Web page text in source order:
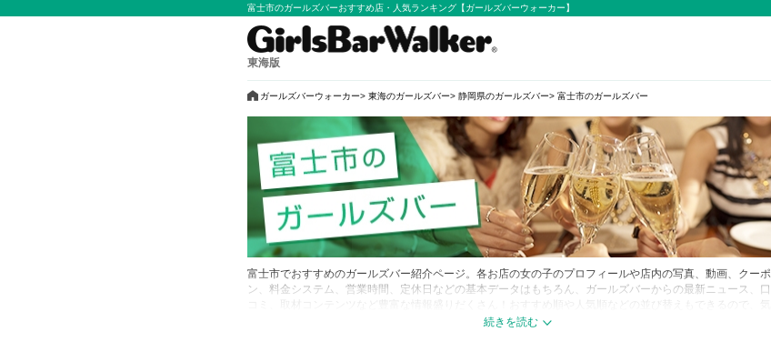
富士市のガールズバーおすすめ店・人気ランキング【ガールズバーウォーカー】
東海版
ガールズバーウォーカー 東海のガールズバー 静岡県のガールズバー 富士市のガールズバー
富士市でおすすめのガールズバー紹介ページ。各お店の女の子のプロフィールや店内の写真、動画、クーポ
ン、料金システム、営業時間、定休日などの基本データはもちろん、ガールズバーからの最新ニュース、口
コミ、取材コンテンツなど豊富な情報盛りだくさん！おすすめ順や人気順などの並び替えもできるので、気
になるお店をチェックして、富士市でアナタのお気に入りのガールズバーを見つけて下さい！気に入ったお